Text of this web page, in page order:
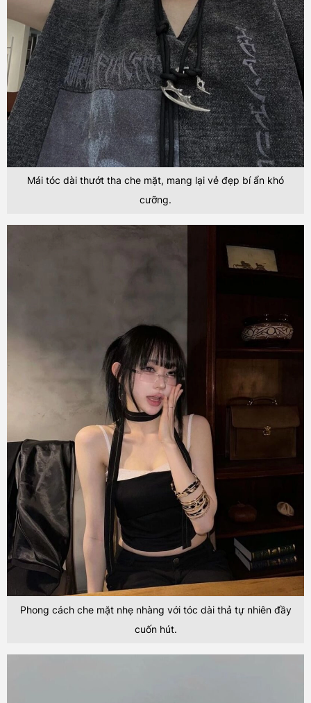
Mái tóc dài thướt tha che mặt, mang lại vẻ đẹp bí ẩn khó
cưỡng.
Phong cách che mặt nhẹ nhàng với tóc dài thả tự nhiên đầy
cuốn hút.